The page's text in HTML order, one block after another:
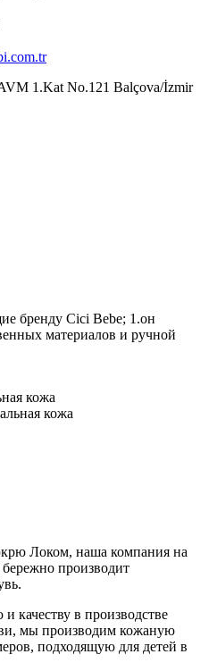
1.Kat No.121 Balçova/İzmir
бренду Cici Bebe; 1.он
материалов и ручной
кожа
кожа
Локом, наша компания на
производит
качеству в производстве
мы производим кожаную
подходящую для детей в